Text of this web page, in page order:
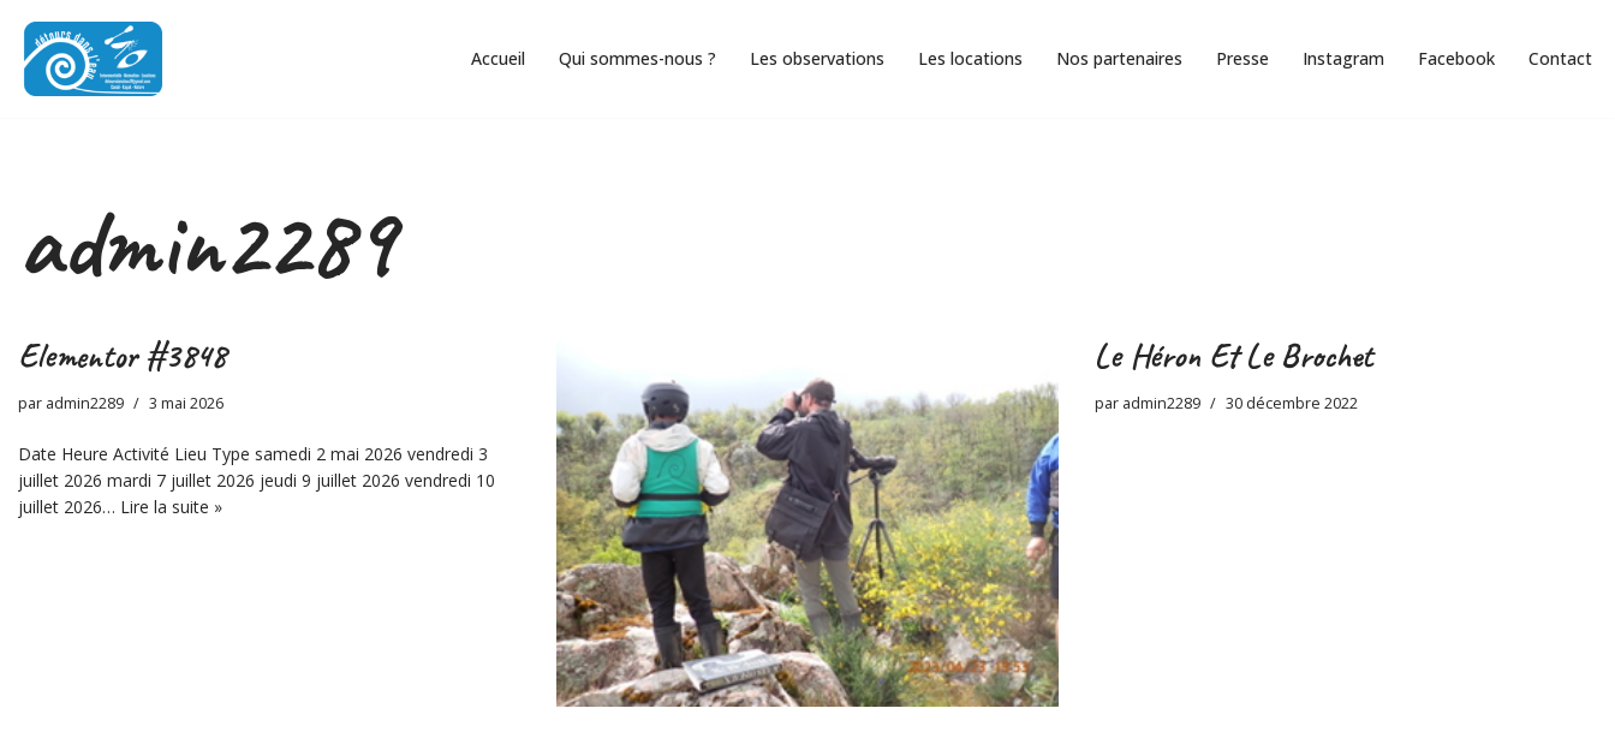
Aller
au
Accueil Qui sommes-nous ? Les observations Les locations Nos partenaires Presse Instagram Facebook Contact
admin2289
Elementor #3848
par admin2289 3 mai 2026
Date Heure Activité Lieu Type samedi 2 mai 2026 vendredi 3
juillet 2026 mardi 7 juillet 2026 jeudi 9 juillet 2026 vendredi 10
juillet 2026… Lire la suite »
Le Héron Et Le Brochet
par admin2289 30 décembre 2022